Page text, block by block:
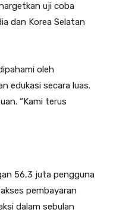
uji coba
dan Korea Selatan
oleh
edukasi secara luas.
“Kami terus
56,3 juta pengguna
pembayaran
dalam sebulan